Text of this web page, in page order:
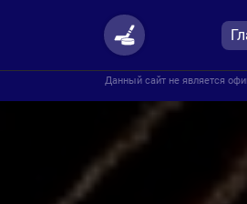
Данный сайт не является